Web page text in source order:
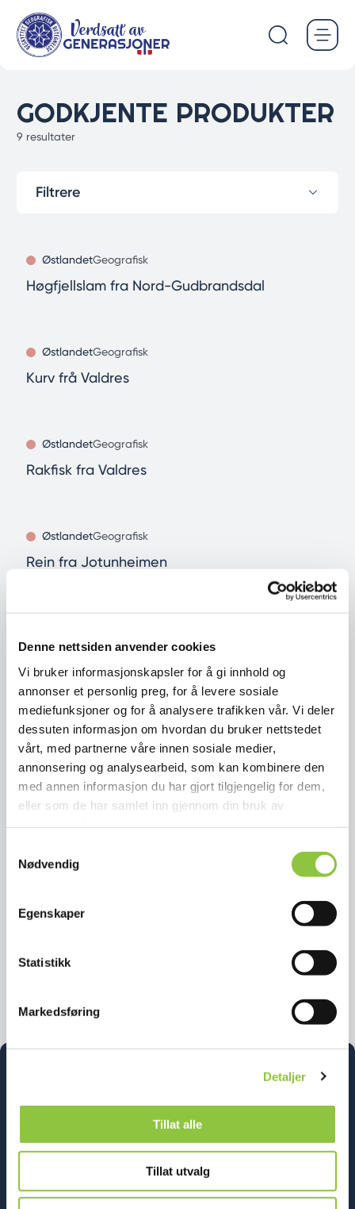
Denne nettsiden anvender cookies
Vi bruker informasjonskapsler for å gi innhold og
annonser et personlig preg, for å levere sosiale
mediefunksjoner og for å analysere trafikken vår. Vi deler
dessuten informasjon om hvordan du bruker nettstedet
vårt, med partnerne våre innen sosiale medier,
annonsering og analysearbeid, som kan kombinere den
med annen informasjon du har gjort tilgjengelig for dem,
eller som de har samlet inn gjennom din bruk av
Nødvendig
Egenskaper
Statistikk
Markedsføring
Detaljer
Tillat alle
Tillat utvalg
hovedinnhold
GODKJENTE PRODUKTER
9 resultater
ØstlandetGeografisk
Høgfjellslam fra Nord-Gudbrandsdal
ØstlandetGeografisk
Kurv frå Valdres
ØstlandetGeografisk
Rakfisk fra Valdres
ØstlandetGeografisk
Rein fra Jotunheimen
Ringerikserter
Østlandet Geografisk
Ringerikspotet
Østlandet Geografisk
Telemarksplommer
Filtrere
Stiftelsen Norsk Mat er en uavhengig stiftelse som